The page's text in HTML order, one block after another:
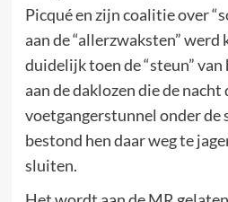
Picqué en zijn coalitie over
aan de “allerzwaksten”
duidelijk toen de “steun”
aan de daklozen die de
voetgangerstunnel onder de
bestond hen daar weg te
sluiten.